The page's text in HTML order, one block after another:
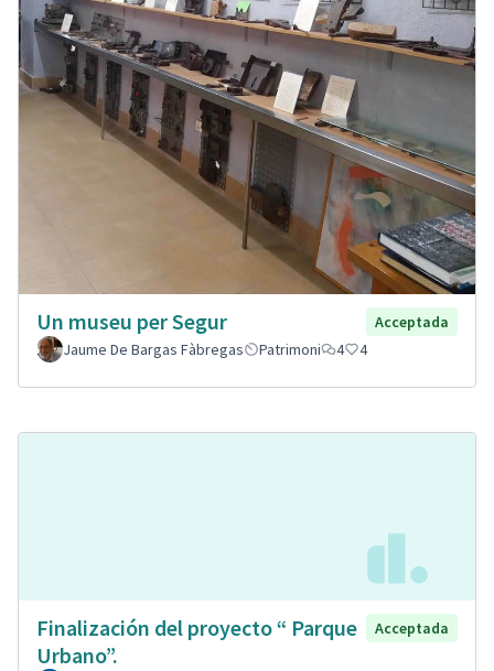
Un museu per Segur
Acceptada
Jaume De Bargas Fàbregas
Patrimoni 4 4
Finalización del proyecto “ Parque
Urbano”.
Acceptada